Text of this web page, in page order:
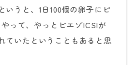
いうと、1日100個の卵子にピ
って、やっとピエゾICSIが
ていたということもあると思